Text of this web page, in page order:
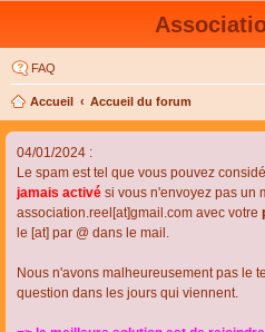
FAQ
Accueil Accueil du forum
04/01/2024 :
Le spam est tel que vous pouvez
jamais activé si vous n'envoyez pas un
association.reel[at]gmail.com avec votre
le [at] par @ dans le mail.
Nous n'avons malheureusement pas le
question dans les jours qui viennent.